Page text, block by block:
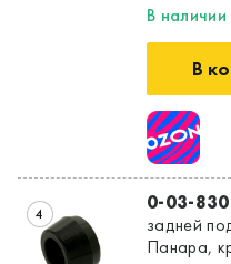
В наличии
В
4 0-03-
задней
Панара,